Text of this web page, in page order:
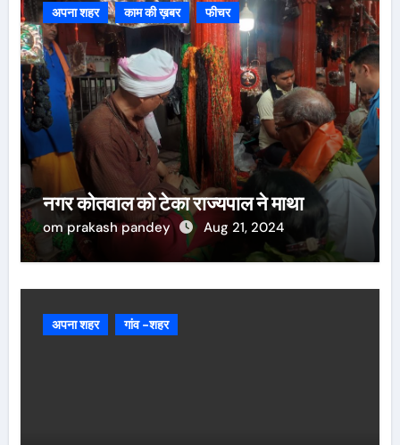
अपना शहर
काम की ख़बर फीचर
नगर कोतवाल को टेका राज्यपाल ने माथा
om prakash pandey Aug 21, 2024
अपना शहर गांव -शहर